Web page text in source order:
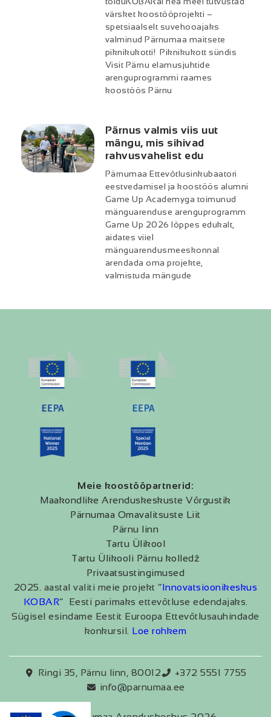
värsket koostööprojekti –
spetsiaalselt suvehooajaks
valminud Pärnumaa maitsete
piknikukotti! Piknikukott sündis
Visit Pärnu elamusjuhtide
arenguprogrammi raames
koostöös Pärnu
Pärnus valmis viis uut
mängu, mis sihivad
rahvusvahelist edu
Pärnumaa Ettevõtlusinkubaatori
eestvedamisel ja koostöös alumni
Game Up Academyga toimunud
mänguarenduse arenguprogramm
Game Up 2026 lõppes edukalt,
aidates viiel
mänguarendusmeeskonnal
arendada oma projekte,
valmistuda mängude
Meie koostööpartnerid:
Maakondlike Arenduskeskuste Võrgustik
Pärnumaa Omavalitsuste Liit
Pärnu linn
Tartu Ülikool
Tartu Ülikooli Pärnu kolledž
Privaatsustingimused
2025. aastal valiti meie projekt “Innovatsioonikeskus
KOBAR” Eesti parimaks ettevõtluse edendajaks.
Sügisel esindame Eestit Euroopa Ettevõtlusauhindade
konkursil. Loe rohkem
Ringi 35, Pärnu linn, 80012
+372 5551 7755
info@parnumaa.ee